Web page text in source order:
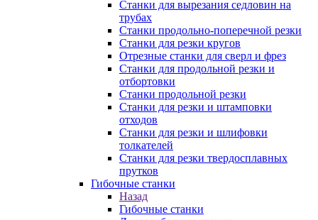
Станки для вырезания седловин на
трубаx
Станки продольно-поперечной резки
Станки для резки кругов
Отрезные станки для сверл и фрез
Станки для продольной резки и
отбортовки
Станки продольной резки
Станки для резки и штамповки
отходов
Станки для резки и шлифовки
толкателей
Станки для резки твердосплавных
прутков
Гибочные станки
Назад
Гибочные станки